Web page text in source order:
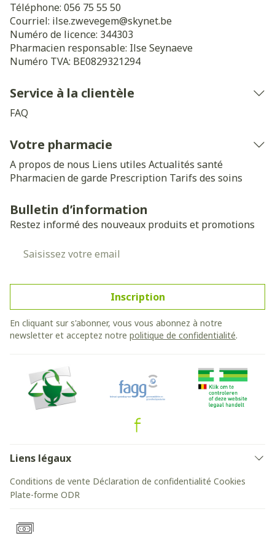
Téléphone: 056 75 55 50
Courriel: ilse.zwevegem@skynet.be
Numéro de licence: 344303
Pharmacien responsable: Ilse Seynaeve
Numéro TVA: BE0829321294
Service à la clientèle
FAQ
Votre pharmacie
A propos de nous Liens utiles Actualités santé
Pharmacien de garde Prescription Tarifs des soins
Bulletin d’information
Restez informé des nouveaux produits et promotions
Inscription
En cliquant sur s'abonner, vous vous abonnez à notre
newsletter et acceptez notre politique de confidentialité.
Liens légaux
Conditions de vente Déclaration de confidentialité Cookies
Plate-forme ODR